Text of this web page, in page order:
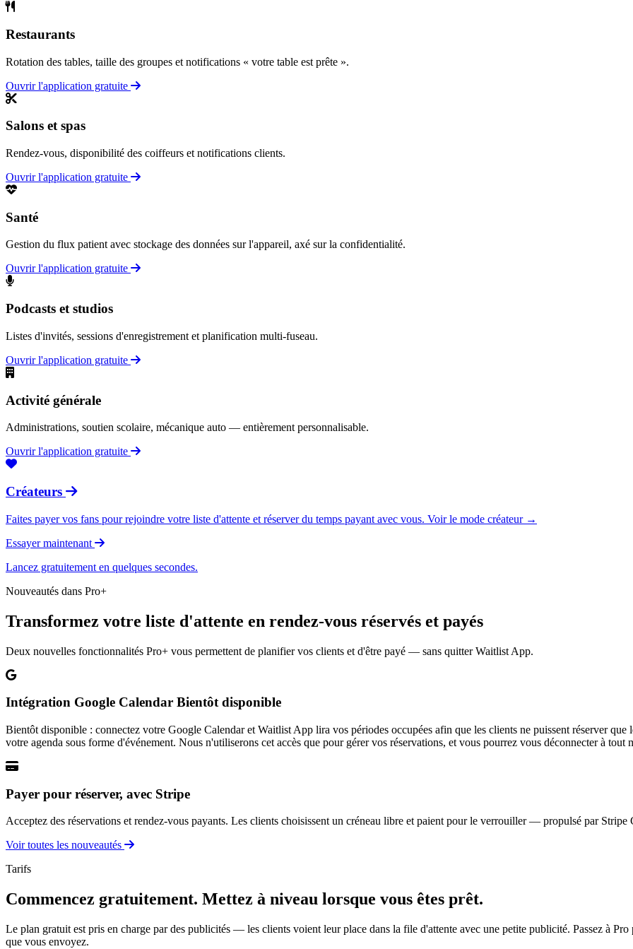
Restaurants
Rotation des tables, taille des groupes et notifications « votre table est prête ».
Ouvrir l'application gratuite
Salons et spas
Rendez-vous, disponibilité des coiffeurs et notifications clients.
Ouvrir l'application gratuite
Santé
Gestion du flux patient avec stockage des données sur l'appareil, axé sur la confidentialité.
Ouvrir l'application gratuite
Podcasts et studios
Listes d'invités, sessions d'enregistrement et planification multi-fuseau.
Ouvrir l'application gratuite
Activité générale
Administrations, soutien scolaire, mécanique auto — entièrement personnalisable.
Ouvrir l'application gratuite
Créateurs
Faites payer vos fans pour rejoindre votre liste d'attente et réserver du temps payant avec vous. Voir le mode créateur →
Essayer maintenant
Lancez gratuitement en quelques secondes.
Nouveautés dans Pro+
Transformez votre liste d'attente en rendez-vous réservés et payés
Deux nouvelles fonctionnalités Pro+ vous permettent de planifier vos clients et d'être payé — sans quitter Waitlist App.
Intégration Google Calendar Bientôt disponible
Bientôt disponible : connectez votre Google Calendar et Waitlist App lira vos périodes occupées afin que les clients ne puissent réserver
votre agenda sous forme d'événement. Nous n'utiliserons cet accès que pour gérer vos réservations, et vous pourrez vous déconnecter à tout
Payer pour réserver, avec Stripe
Acceptez des réservations et rendez-vous payants. Les clients choisissent un créneau libre et paient pour le verrouiller — propulsé par
Voir toutes les nouveautés
Tarifs
Commencez gratuitement. Mettez à niveau lorsque vous êtes prêt.
Le plan gratuit est pris en charge par des publicités — les clients voient leur place dans la file d'attente avec une petite publicité. Passez à
que vous envoyez.